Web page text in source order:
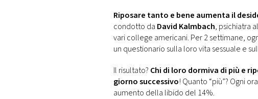
Riposare tanto e bene aumenta il
condotto da David Kalmbach, psichiatra
vari college americani. Per 2 settimane,
un questionario sulla loro vita sessuale e
Il risultato? Chi di loro dormiva di più e
giorno successivo! Quanto “più”? Ogni
aumento della libido del 14%.